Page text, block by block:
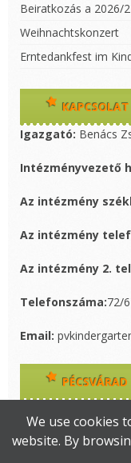
Beiratkozás a 2026/
Weihnachtskonzert
Erntedankfest im
KAPCSOLAT
Igazgató: Benács
Intézményvezető
Az intézmény
Az intézmény
Az intézmény 2.
Telefonszáma:72/
Email:
PÉCSVÁRAD
We use cookies
website. By